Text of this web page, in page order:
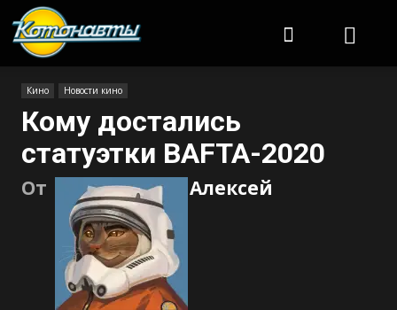
Кино Новости кино
Кому достались
статуэтки BAFTA-2020
От Алексей